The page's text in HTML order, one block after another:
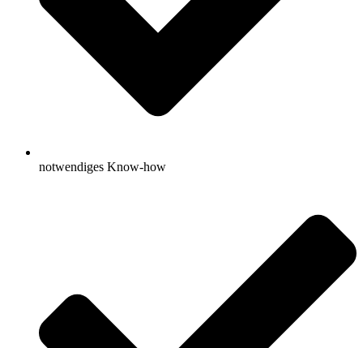
notwendiges Know-how